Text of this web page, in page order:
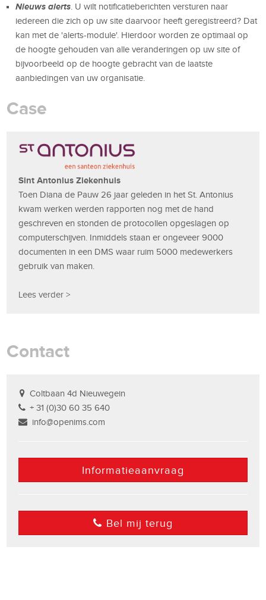
Nieuws alerts . U wilt notificatieberichten versturen naar
iedereen die zich op uw site daarvoor heeft geregistreerd? Dat
kan met de 'alerts-module'. Hierdoor worden ze optimaal op
de hoogte gehouden van alle veranderingen op uw site of
bijvoorbeeld op de hoogte gebracht van de laatste
aanbiedingen van uw organisatie.
Case
Sint Antonius Ziekenhuis
Toen Diana de Pauw 26 jaar geleden in het St. Antonius
kwam werken werden rapporten nog met de hand
geschreven en stonden de protocollen opgeslagen op
computerschijven. Inmiddels staan er ongeveer 9000
documenten in een DMS waar ruim 5000 medewerkers
gebruik van maken.
Lees verder >
Contact
Coltbaan 4d Nieuwegein
+ 31 (0)30 60 35 640
info@openims.com
Informatieaanvraag
Bel mij terug